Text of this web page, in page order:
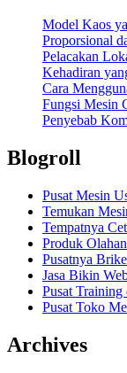
Model Kaos
Proporsional
Pelacakan
Kehadiran
Cara
Fungsi Mesin
Penyebab
Blogroll
Pusat Mesin
Temukan
Tempatnya
Produk
Pusatnya
Jasa Bikin
Pusat Training
Pusat Toko
Archives